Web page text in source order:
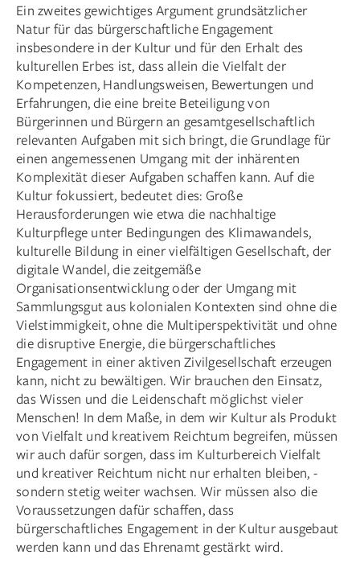
Ein zweites gewichtiges Argument grundsätzlicher
Natur für das bürgerschaftliche Engagement
insbesondere in der Kultur und für den Erhalt des
kulturellen Erbes ist, dass allein die Vielfalt der
Kompetenzen, Handlungsweisen, Bewertungen und
Erfahrungen, die eine breite Beteiligung von
Bürgerinnen und Bürgern an gesamtgesellschaftlich
relevanten Aufgaben mit sich bringt, die Grundlage für
einen angemessenen Umgang mit der inhärenten
Komplexität dieser Aufgaben schaffen kann. Auf die
Kultur fokussiert, bedeutet dies: Große
Herausforderungen wie etwa die nachhaltige
Kulturpflege unter Bedingungen des Klimawandels,
kulturelle Bildung in einer vielfältigen Gesellschaft, der
digitale Wandel, die zeitgemäße
Organisationsentwicklung oder der Umgang mit
Sammlungsgut aus kolonialen Kontexten sind ohne die
Vielstimmigkeit, ohne die Multiperspektivität und ohne
die disruptive Energie, die bürgerschaftliches
Engagement in einer aktiven Zivilgesellschaft erzeugen
kann, nicht zu bewältigen. Wir brauchen den Einsatz,
das Wissen und die Leidenschaft möglichst vieler
Menschen! In dem Maße, in dem wir Kultur als Produkt
von Vielfalt und kreativem Reichtum ­begreifen, müssen
wir auch dafür sorgen, dass im Kulturbereich Vielfalt
und kreativer Reichtum nicht nur erhalten bleiben, ­
sondern stetig weiter wachsen. Wir müssen also die
Voraussetzungen dafür schaffen, dass
bürgerschaftliches Engagement in der Kultur ausgebaut
werden kann und das Ehrenamt gestärkt wird.